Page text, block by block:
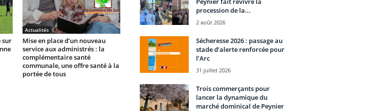
sur
Actualités
Mise en place d’un nouveau
service aux administrés : la
complémentaire santé
communale, une offre santé à la
portée de tous
procession de la...
2 août 2026
Sécheresse 2026 : passage au
stade d’alerte renforcée pour
l’Arc
31 juillet 2026
Trois commerçants pour
lancer la dynamique du
marché dominical de Peynier